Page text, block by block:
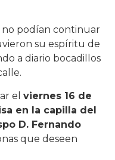
no podían continuar
su espíritu de
a diario bocadillos
el viernes 16 de
en la capilla del
D. Fernando
que deseen